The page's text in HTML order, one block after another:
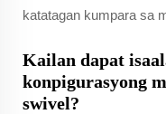
katatagan kumpara sa
Kailan dapat
konpigurasyong
swivel?